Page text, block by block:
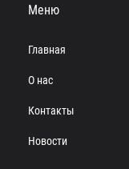
Меню
Главная
О нас
Контакты
Новости